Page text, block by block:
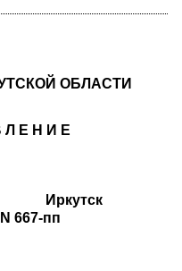
ОБЛАСТИ
Л Е Н И Е
Иркутск
пп